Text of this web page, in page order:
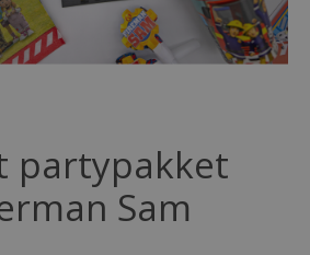
partypakket
Sam